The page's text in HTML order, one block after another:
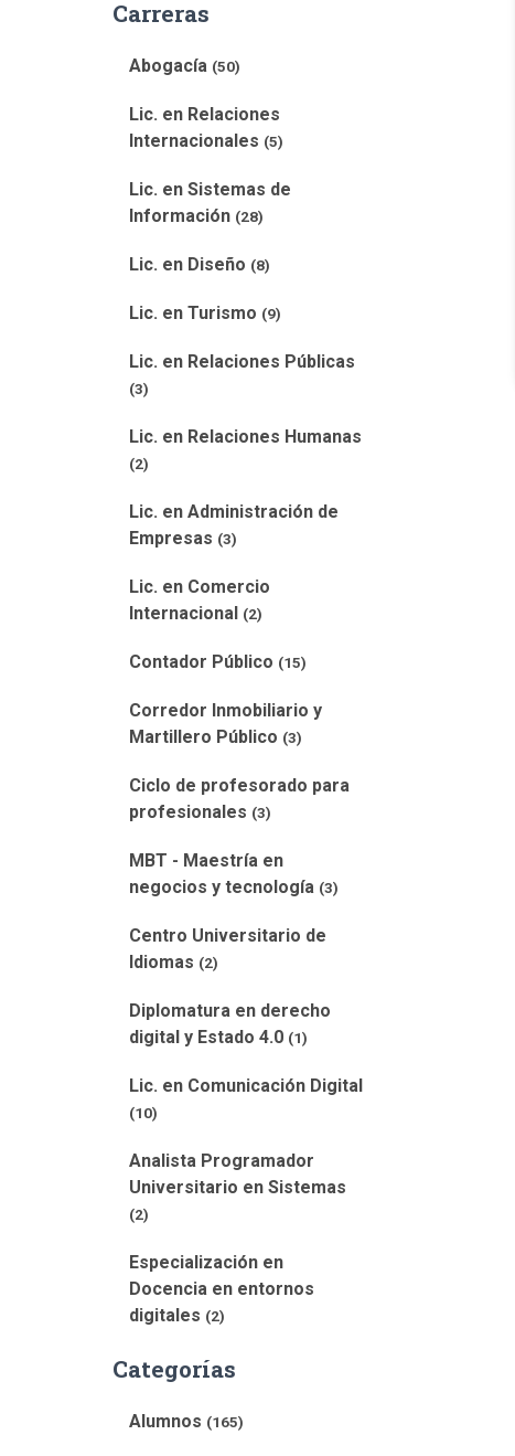
Carreras
Abogacía (50)
Lic. en Relaciones
Internacionales (5)
Lic. en Sistemas de
Información (28)
Lic. en Diseño (8)
Lic. en Turismo (9)
Lic. en Relaciones Públicas
(3)
Lic. en Relaciones Humanas
(2)
Lic. en Administración de
Empresas (3)
Lic. en Comercio
Internacional (2)
Contador Público (15)
Corredor Inmobiliario y
Martillero Público (3)
Ciclo de profesorado para
profesionales (3)
MBT - Maestría en
negocios y tecnología (3)
Centro Universitario de
Idiomas (2)
Diplomatura en derecho
digital y Estado 4.0 (1)
Lic. en Comunicación Digital
(10)
Analista Programador
Universitario en Sistemas
(2)
Especialización en
Docencia en entornos
digitales (2)
Categorías
Alumnos (165)